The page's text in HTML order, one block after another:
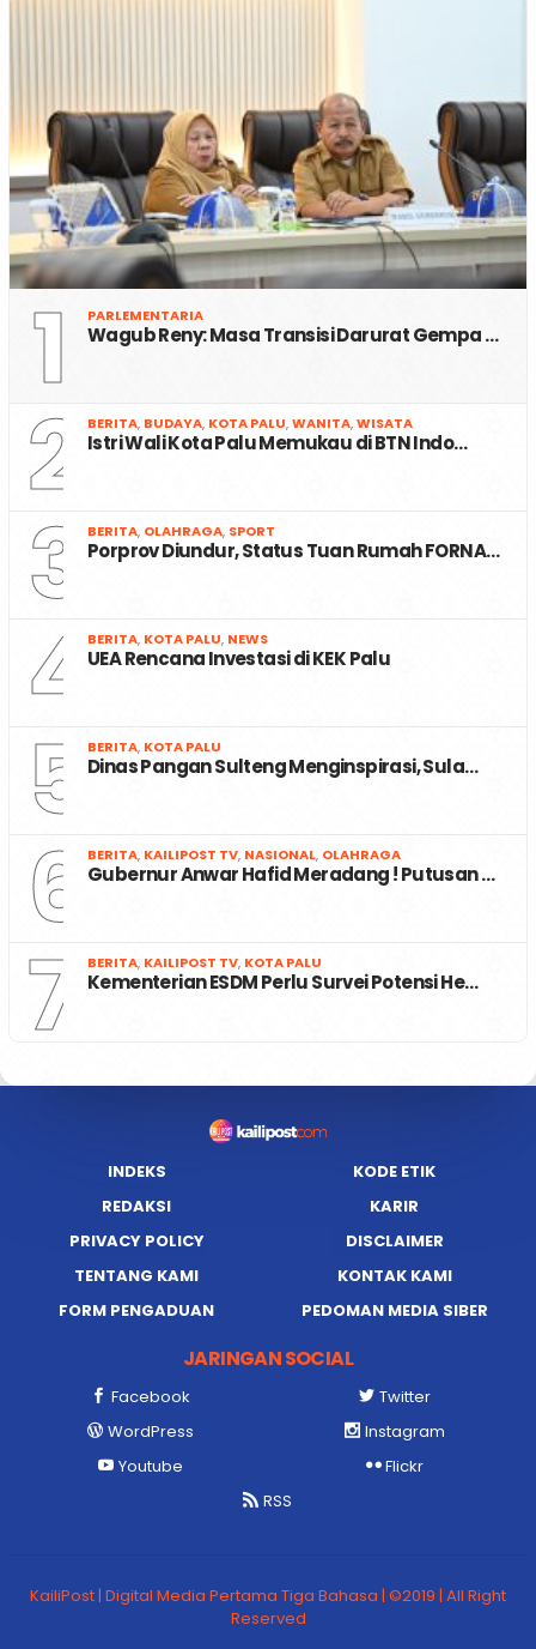
1 PARLEMENTARIA
Wagub Reny: Masa Transisi Darurat Gempa …
2 BERITA, BUDAYA, KOTA PALU,WANITA,WISATA
Istri Wali Kota Palu Memukau di BTN Indo…
3 BERITA, OLAHRAGA, SPORT
Porprov Diundur, Status Tuan Rumah FORNA…
4 BERITA, KOTA PALU, NEWS
UEA Rencana Investasi di KEK Palu
5 BERITA, KOTA PALU
Dinas Pangan Sulteng Menginspirasi, Sula…
6 BERITA, KAILIPOST TV, NASIONAL, OLAHRAGA
Gubernur Anwar Hafid Meradang ! Putusan …
7 BERITA, KAILIPOST TV, KOTA PALU
Kementerian ESDM Perlu Survei Potensi He…
INDEKS
KODE ETIK
REDAKSI
KARIR
PRIVACY POLICY
DISCLAIMER
TENTANG KAMI
KONTAK KAMI
FORM PENGADUAN
PEDOMAN MEDIA SIBER
JARINGAN SOCIAL
Facebook
Twitter
WordPress
Instagram
Youtube
Flickr
RSS
KailiPost | Digital Media Pertama Tiga Bahasa | ©2019 | All Right
Reserved